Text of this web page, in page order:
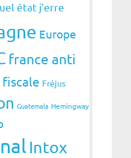
état j'erre
Europe
france anti
fiscale Fréjus
Guatemala Hemingway
Intox